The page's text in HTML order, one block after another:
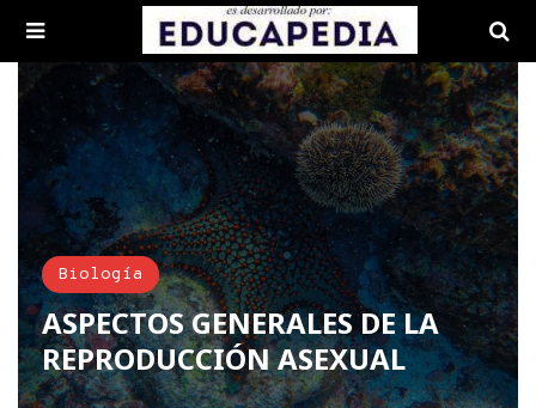
Biología
ASPECTOS GENERALES DE LA
REPRODUCCIÓN ASEXUAL